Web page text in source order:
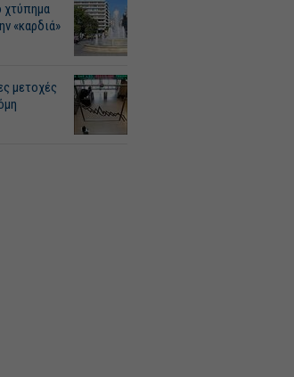
χτύπημα
«καρδιά»
μετοχές